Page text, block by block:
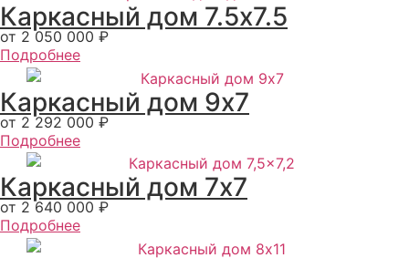
Каркасный дом 7.5x7.5
от 2 050 000 ₽
Подробнее
Каркасный дом 9х7
от 2 292 000 ₽
Подробнее
Каркасный дом 7x7
от 2 640 000 ₽
Подробнее